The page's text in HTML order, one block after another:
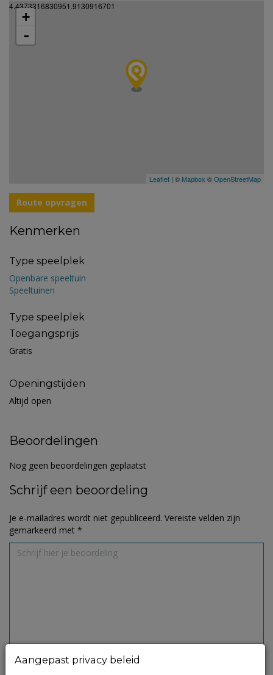
4.4373316830951.9130916701
+
-
Leaflet | © Mapbox ©OpenStreetMap
Route opvragen
Kenmerken
Type speelplek
Openbare speeltuin
Speeltuinen
Type speelplek
Toegangsprijs
Gratis
Openingstijden
Altijd open
Beoordelingen
Nog geen beoordelingen geplaatst
Schrijf een beoordeling
Je e-mailadres wordt niet gepubliceerd. Vereiste velden zijn
gemarkeerd met *
Aangepast privacy beleid